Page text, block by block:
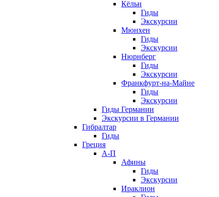
Кёльн
Гиды
Экскурсии
Мюнхен
Гиды
Экскурсии
Нюрнберг
Гиды
Экскурсии
Франкфурт-на-Майне
Гиды
Экскурсии
Гиды Германии
Экскурсии в Германии
Гибралтар
Гиды
Греция
А-П
Афины
Гиды
Экскурсии
Ираклион